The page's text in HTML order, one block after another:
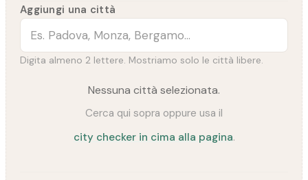
Aggiungi una città
Digita almeno 2 lettere. Mostriamo solo le città libere.
Nessuna città selezionata.
Cerca qui sopra oppure usa il
city checker in cima alla pagina.